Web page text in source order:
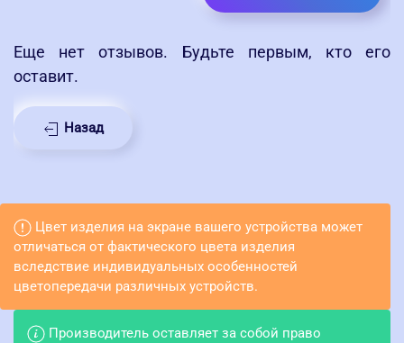
Еще нет отзывов. Будьте первым, кто его
оставит.
Назад
Цвет изделия на экране вашего устройства может
отличаться от фактического цвета изделия
вследствие индивидуальных особенностей
цветопередачи различных устройств.
Производитель оставляет за собой право